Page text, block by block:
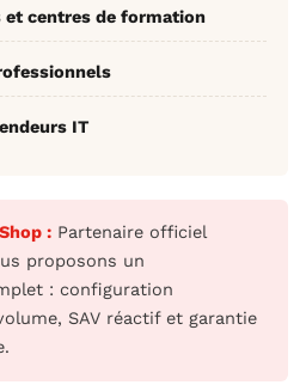
et centres de formation
IT
: Partenaire officiel
proposons un
: configuration
SAV réactif et garantie